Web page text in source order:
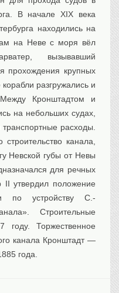
В начале XIX века
находились на
на Неве с моря вёл
вызывавший
прохождения крупных
разгружались и
Кронштадтом и
на небольших судах,
расходы.
канала,
Невской губы от Невы
для речных
II утвердил положение
по устройству С.-
Строительные
Торжественное
канала Кронштадт —
года.